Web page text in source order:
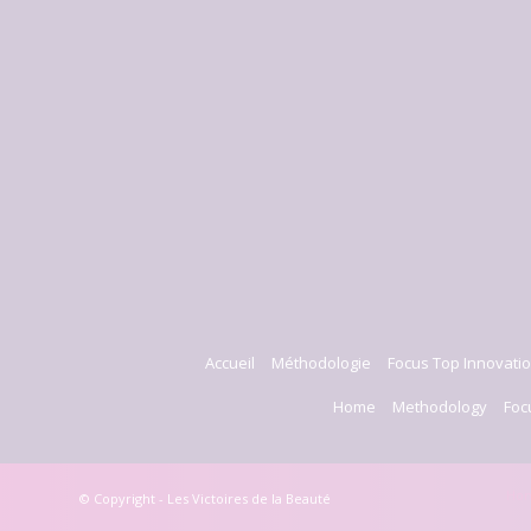
Accueil Méthodologie Focus Top
Home Methodology
© Copyright - Les Victoires de la Beauté